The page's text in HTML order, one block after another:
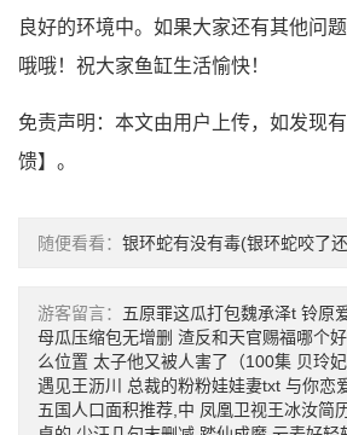
良好的环境中。如果大家还有其他问
哦哦！祝大家鱼缸生活愉快！
免责声明：本文由用户上传，如发现
馈】。
随便看看： 银环蛇有没有毒(银环蛇咬了
游客留言： 五原罪这瓜打包魏承泽t 铃原
母瓜压缩包无增删 渣反和天官赐福哪个
么位置 太子他又被人害了（100集 贝玲
遇见王沥川
总裁的粉粉娃娃妻txt 与你恋
五国人口面积推荐,中 凤凰卫视王冰汝简